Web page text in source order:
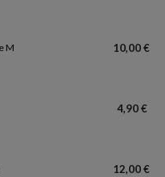
M 10,00 €
4,90 €
12,00 €